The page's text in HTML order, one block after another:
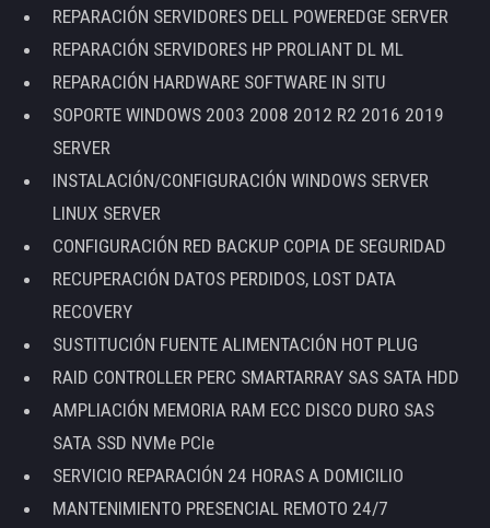
REPARACIÓN SERVIDORES DELL POWEREDGE SERVER
REPARACIÓN SERVIDORES HP PROLIANT DL ML
REPARACIÓN HARDWARE SOFTWARE IN SITU
SOPORTE WINDOWS 2003 2008 2012 R2 2016 2019
SERVER
INSTALACIÓN/CONFIGURACIÓN WINDOWS SERVER
LINUX SERVER
CONFIGURACIÓN RED BACKUP COPIA DE SEGURIDAD
RECUPERACIÓN DATOS PERDIDOS, LOST DATA
RECOVERY
SUSTITUCIÓN FUENTE ALIMENTACIÓN HOT PLUG
RAID CONTROLLER PERC SMARTARRAY SAS SATA HDD
AMPLIACIÓN MEMORIA RAM ECC DISCO DURO SAS
SATA SSD NVMe PCIe
SERVICIO REPARACIÓN 24 HORAS A DOMICILIO
MANTENIMIENTO PRESENCIAL REMOTO 24/7